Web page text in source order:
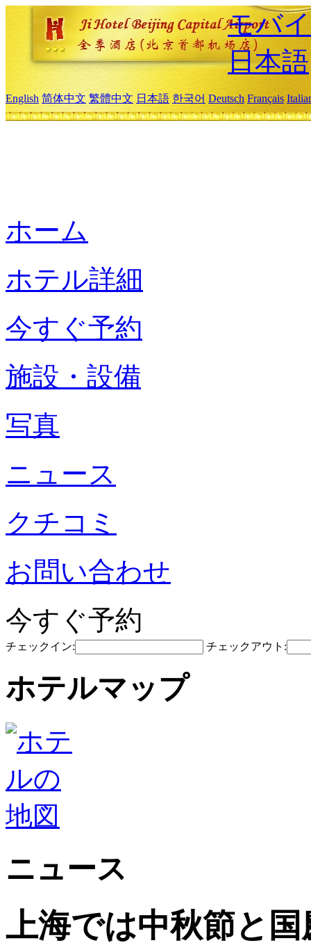
モバ
日本語
English 简体中文 繁體中文 日本語 한국어 Deutsch Français
ホーム
ホテル詳細
今すぐ予約
施設・設備
写真
ニュース
クチコミ
お問い合わせ
今すぐ予約
チェックイン: チェックアウト:
ホテルマップ
ニュース
上海では中秋節と